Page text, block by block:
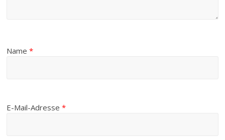
Name*
E-Mail-Adresse*